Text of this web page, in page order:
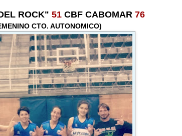
ROCK" 51 CBF CABOMAR 76
CTO. AUTONOMICO)